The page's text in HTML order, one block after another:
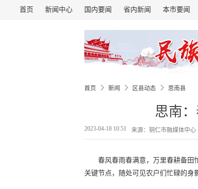
首页 新闻中心 国内要闻 省内新闻 本市要闻
首页 新闻 区县动态 思南县
思南
2023-04-18 10:51 来源：铜仁市融媒体中心
春风春雨春满意，万里春耕备田
关键节点，随处可见农户们忙碌的身